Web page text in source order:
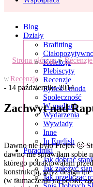
Blog
Działy
Brafitting
Kolekcje
Plebiscyty
Recenzje
Rynek i moda
Społeczność
W mediach
Wydarzenia
Wywiady
Inne
In English
Poradniki
Jak dobrać
Jak założyć
Jak przeliczać
Strona główna»Recenzje
W Recenzje
- 14 października 2014
Zachwyt nad
Dawno nie było Frejek 🙂
dawno nie sprawiłam sobie
którego potraktowałam
konstrukcją, gdyż design
(w tłumaczeniu na polski: